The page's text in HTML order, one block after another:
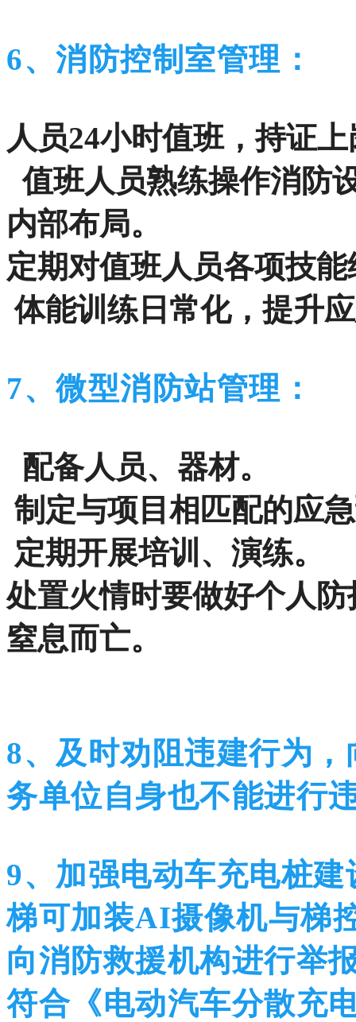
6、消防控制室管理：
人员24小时值班，持证
值班人员熟练操作消防
内部布局。
定期对值班人员各项技
体能训练日常化，提升
7、微型消防站管理：
配备人员、器材。
制定与项目相匹配的应
定期开展培训、演练。
处置火情时要做好个人
窒息而亡。
8、及时劝阻违建行为
务单位自身也不能进行
9、加强电动车充电桩
梯可加装AI摄像机与梯
向消防救援机构进行举
符合《电动汽车分散充